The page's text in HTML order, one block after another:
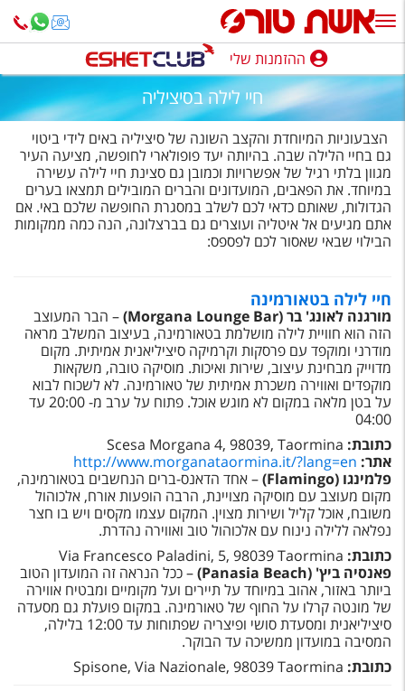
ההזמנות שלי
נופש בארץ
חופשה לפי סגנון
מלונות באילת
טיולים מאורגנים
חבילות נופש
הרגע האחרון
חבילות בריאות וספא
טיסות לחו"ל
מלונות בחו"ל
Русский
קרוז
מגזין אשת
שירות לקוחות
טופס צור קשר
תקנון
ההזמנות שלי
חיי לילה בסיציליה
הצבעוניות המיוחדת והקצב השונה של סיציליה באים לידי ביטוי
גם בחיי הלילה שבה. בהיותה יעד פופולארי לחופשה, מציעה העיר
מגוון בלתי רגיל של אפשרויות וכמובן גם סצינת חיי לילה עשירה
במיוחד. את הפאבים, המועדונים והברים המובילים תמצאו בערים
הגדולות, שאותם כדאי לכם לשלב במסגרת החופשה שלכם באי. אם
אתם מגיעים אל איטליה ועוצרים גם בברצלונה, הנה כמה ממקומות
הבילוי שבאי שאסור לכם לפספס:
חיי לילה בטאורמינה
מורגנה לאונג' בר (Morgana Lounge Bar
)– הבר המעוצב
הזה הוא חוויית לילה מושלמת בטאורמינה, בעיצוב המשלב מראה
מודרני ומוקפד עם פרסקות וקרמיקה סיציליאנית אמיתית. מקום
מדוייק מבחינת עיצוב, שירות ואיכות. מוסיקה טובה, משקאות
מוקפדים ואווירה משכרת אמיתית של טאורמינה. לא לשכוח לבוא
על בטן מלאה במקום לא מוגש אוכל. פתוח על ערב מ- 20:00 עד
04:00
כתובת:
Scesa Morgana 4, 98039, Taormina
אתר: http://www.morganataormina.it/?lang=en
פלמינגו (Flamingo
)– אחד הדאנס-ברים הנחשבים בטאורמינה,
מקום מעוצב עם מוסיקה מצויינת, הרבה הופעות אורח, אלכוהול
משובח, אוכל קליל ושירות מצוין. המקום עצמו מקסים ויש בו חצר
נפלאה ללילה נינוח עם אלכוהול טוב ואווירה נהדרת.
כתובת: Via Francesco Paladini, 5, 98039 Taormina
פאנסיה ביץ' (Panasia Beach
)– ככל הנראה זה המועדון הטוב
ביותר באזור, אהוב במיוחד על תיירים ועל מקומיים ומבטיח אווירה
של מונטה קרלו על החוף של טאורמינה. במקום פועלת גם מסעדה
סיציליאנית ומסעדת סושי ופיצריה שפתוחות עד 12:00 בלילה,
המסיבה במועדון ממשיכה עד הבוקר.
כתובת: Spisone, Via Nazionale, 98039 Taormina